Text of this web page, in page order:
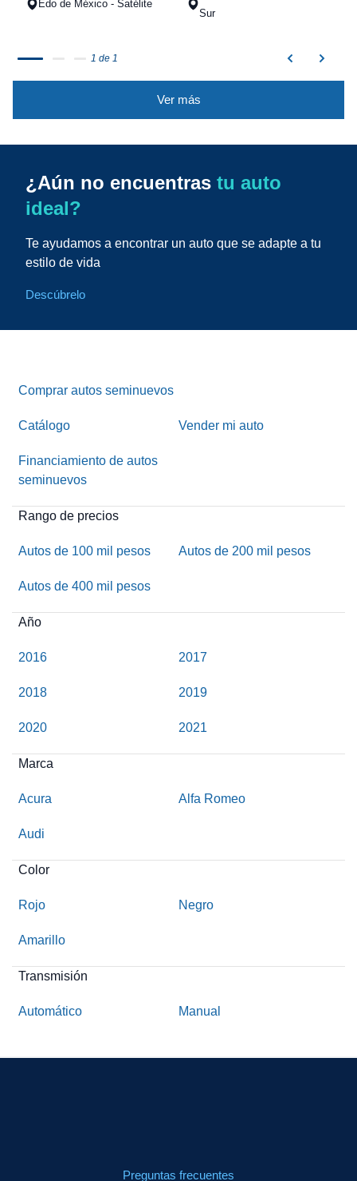
Edo de México - Satélite
Sur
1 de 1
Ver más
¿Aún no encuentras tu auto
ideal?
Te ayudamos a encontrar un auto que se adapte a tu
estilo de vida
Descúbrelo
Comprar autos seminuevos
Catálogo Vender mi auto
Financiamiento de autos
seminuevos
Rango de precios
Autos de 100 mil pesos Autos de 200 mil pesos
Autos de 400 mil pesos
Año
2016 2017
2018 2019
2020 2021
Marca
Acura Alfa Romeo
Audi
Color
Rojo Negro
Amarillo
Transmisión
Automático Manual
Preguntas frecuentes